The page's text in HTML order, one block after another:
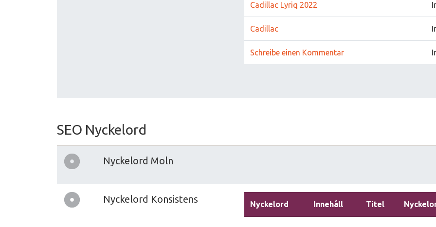
Cadillac Lyriq 2022
Cadillac
Schreibe einen Kommentar
SEO Nyckelord
Nyckelord Moln
Nyckelord Konsistens Nyckelord Innehåll Titel